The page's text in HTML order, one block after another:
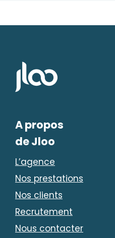
A propos
de Jloo
L’agence
Nos prestations
Nos clients
Recrutement
Nous contacter